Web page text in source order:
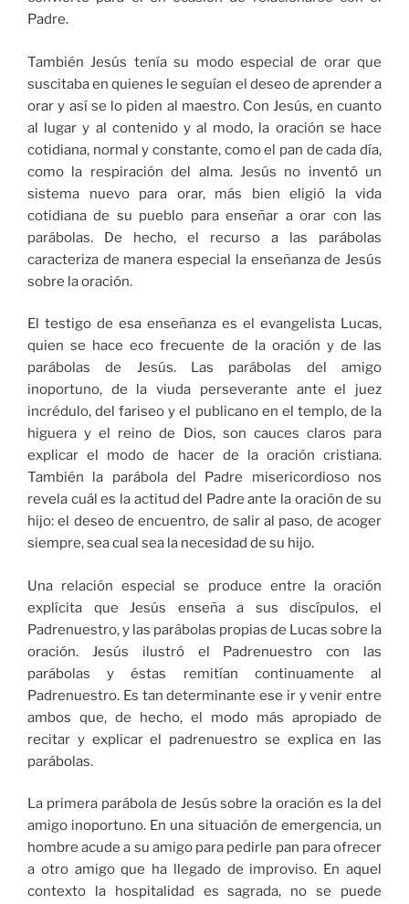
Padre.
También Jesús tenía su modo especial de orar que
suscitaba en quienes le seguían el deseo de aprender a
orar y así se lo piden al maestro. Con Jesús, en cuanto
al lugar y al contenido y al modo, la oración se hace
cotidiana, normal y constante, como el pan de cada día,
como la respiración del alma. Jesús no inventó un
sistema nuevo para orar, más bien eligió la vida
cotidiana de su pueblo para enseñar a orar con las
parábolas. De hecho, el recurso a las parábolas
caracteriza de manera especial la enseñanza de Jesús
sobre la oración.
El testigo de esa enseñanza es el evangelista Lucas,
quien se hace eco frecuente de la oración y de las
parábolas de Jesús. Las parábolas del amigo
inoportuno, de la viuda perseverante ante el juez
incrédulo, del fariseo y el publicano en el templo, de la
higuera y el reino de Dios, son cauces claros para
explicar el modo de hacer de la oración cristiana.
También la parábola del Padre misericordioso nos
revela cuál es la actitud del Padre ante la oración de su
hijo: el deseo de encuentro, de salir al paso, de acoger
siempre, sea cual sea la necesidad de su hijo.
Una relación especial se produce entre la oración
explícita que Jesús enseña a sus discípulos, el
Padrenuestro, y las parábolas propias de Lucas sobre la
oración. Jesús ilustró el Padrenuestro con las
parábolas y éstas remitían continuamente al
Padrenuestro. Es tan determinante ese ir y venir entre
ambos que, de hecho, el modo más apropiado de
recitar y explicar el padrenuestro se explica en las
parábolas.
La primera parábola de Jesús sobre la oración es la del
amigo inoportuno. En una situación de emergencia, un
hombre acude a su amigo para pedirle pan para ofrecer
a otro amigo que ha llegado de improviso. En aquel
contexto la hospitalidad es sagrada, no se puede